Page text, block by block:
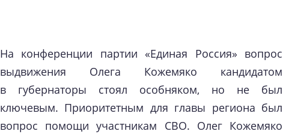
На конференции партии «Единая Россия» вопрос
выдвижения Олега Кожемяко кандидатом
в губернаторы стоял особняком, но не был
ключевым. Приоритетным для главы региона был
вопрос помощи участникам СВО. Олег Кожемяко